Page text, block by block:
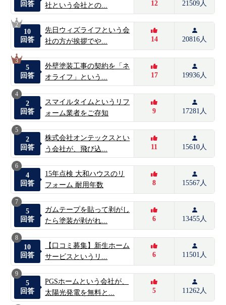
回答 社という会社との... 12 21509人
2
10
回答
先日ウィズライフという会
社の方が挨拶でや...
14 20816人
3
5
回答
外壁塗装工事の契約を「ネ
オライフ」という...
17 19936人
4
2
回答
スマイルタイムというリフ
ォーム業者をご存知
9 17281人
5
2
回答
株式会社オンテックスとい
う会社が、飛び込...
11 15610人
6
4
回答
15年点検 大和ハウスのリ
フォーム 耐用年数
8 15567人
7
5
回答
ガムテープを貼って剥がし
たら塗装が剥がれ...
6 13455人
8
10
回答
【口コミ募集】新生ホーム
サービスというリ...
6 11501人
9
5
回答
PGSホームという会社が、
太陽光発電を無料と...
5 11262人